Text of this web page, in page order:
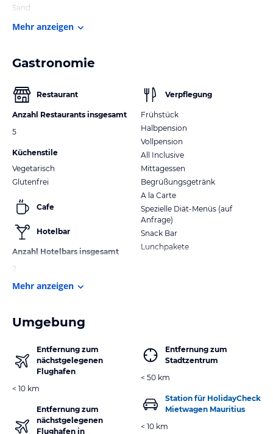
Sand
Mehr anzeigen
Gastronomie
Restaurant
Anzahl Restaurants insgesamt
5
Küchenstile
Vegetarisch
Glutenfrei
Cafe
Hotelbar
Anzahl Hotelbars insgesamt
2
Verpflegung
Frühstück
Halbpension
Vollpension
All Inclusive
Mittagessen
Begrüßungsgetränk
A la Carte
Spezielle Diät-Menüs (auf
Anfrage)
Snack Bar
Lunchpakete
Mehr anzeigen
Umgebung
Entfernung zum
nächstgelegenen
Flughafen
< 10 km
Entfernung zum
nächstgelegenen
Flughafen in
Entfernung zum
Stadtzentrum
< 50 km
Station für HolidayCheck
Mietwagen Mauritius
< 10 km